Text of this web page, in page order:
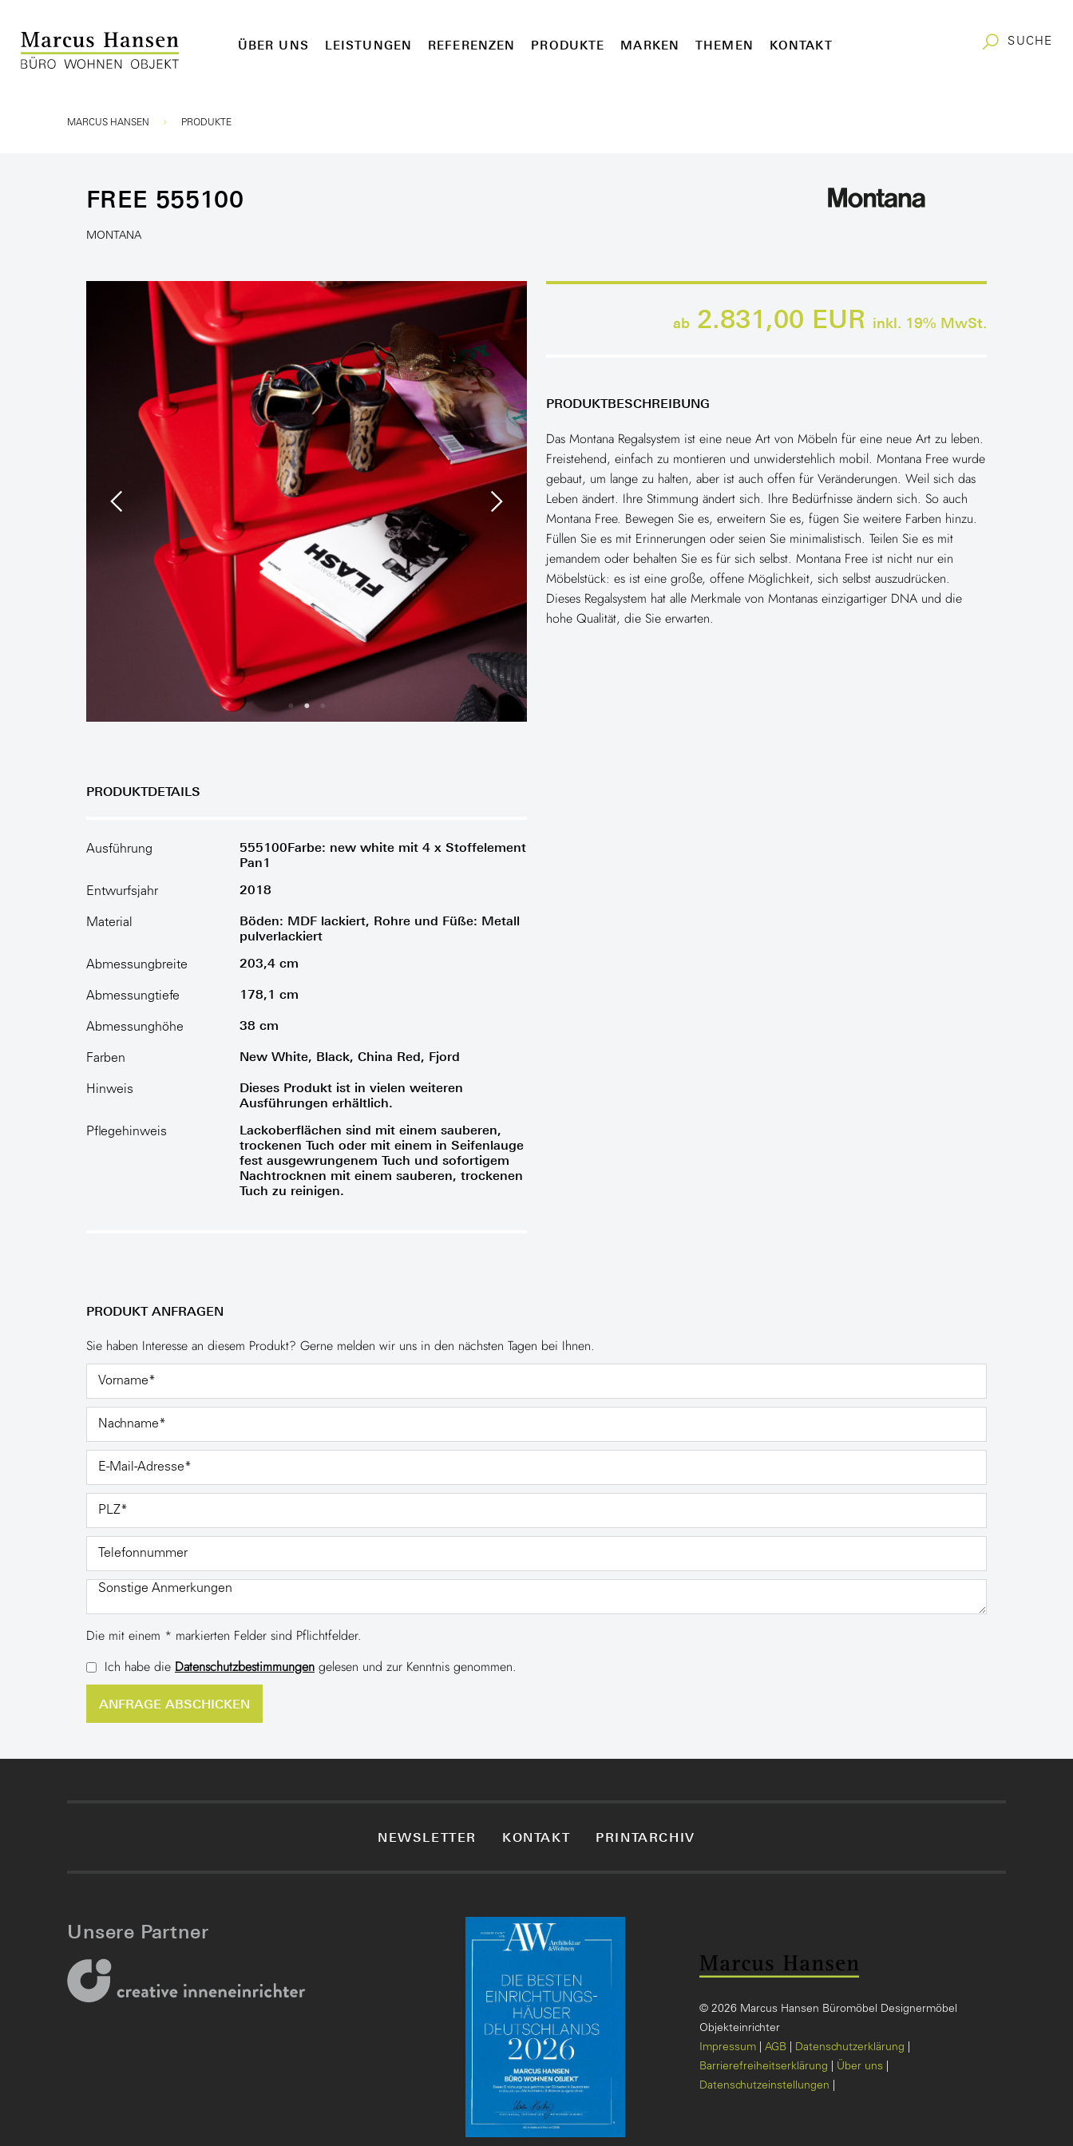
ÜBER UNS LEISTUNGEN REFERENZEN PRODUKTE MARKEN THEMEN KONTAKT SUCHE
Sie sind hier:
MARCUS HANSEN PRODUKTE
FREE 555100
MONTANA
PRODUKTDETAILS
Ausführung
555100Farbe: new white mit 4 x Stoffelement
Pan1
Entwurfsjahr 2018
Material
Böden: MDF lackiert, Rohre und Füße: Metall
pulverlackiert
Abmessungbreite 203,4 cm
Abmessungtiefe 178,1 cm
Abmessunghöhe 38 cm
Farben New White, Black, China Red, Fjord
Hinweis
Dieses Produkt ist in vielen weiteren
Ausführungen erhältlich.
Pflegehinweis
Lackoberflächen sind mit einem sauberen,
trockenen Tuch oder mit einem in Seifenlauge
fest ausgewrungenem Tuch und sofortigem
Nachtrocknen mit einem sauberen, trockenen
Tuch zu reinigen.
ab 2.831,00 EUR inkl. 19% MwSt.
PRODUKTBESCHREIBUNG
Das Montana Regalsystem ist eine neue Art von Möbeln für eine neue Art zu leben.
Freistehend, einfach zu montieren und unwiderstehlich mobil. Montana Free wurde
gebaut, um lange zu halten, aber ist auch offen für Veränderungen. Weil sich das
Leben ändert. Ihre Stimmung ändert sich. Ihre Bedürfnisse ändern sich. So auch
Montana Free. Bewegen Sie es, erweitern Sie es, fügen Sie weitere Farben hinzu.
Füllen Sie es mit Erinnerungen oder seien Sie minimalistisch. Teilen Sie es mit
jemandem oder behalten Sie es für sich selbst. Montana Free ist nicht nur ein
Möbelstück: es ist eine große, offene Möglichkeit, sich selbst auszudrücken.
Dieses Regalsystem hat alle Merkmale von Montanas einzigartiger DNA und die
hohe Qualität, die Sie erwarten.
PRODUKT ANFRAGEN
Sie haben Interesse an diesem Produkt? Gerne melden wir uns in den nächsten Tagen bei Ihnen.
Die mit einem * markierten Felder sind Pflichtfelder.
Ich habe die Datenschutzbestimmungen gelesen und zur Kenntnis genommen.
NEWSLETTER KONTAKT PRINTARCHIV
Unsere Partner
© 2026 Marcus Hansen Büromöbel Designermöbel
Objekteinrichter
Impressum
AGB
Datenschutzerklärung
Barrierefreiheitserklärung
Über uns
Datenschutzeinstellungen